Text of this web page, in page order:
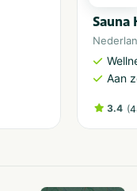
Sauna
Aan
3.4 (